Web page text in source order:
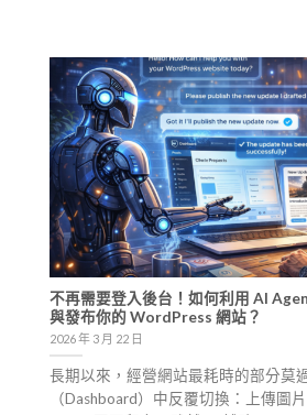
不再需要登入後台！如何利用 AI
與發布你的 WordPress 網站？
2026 年 3 月 22 日
長期以來，經營網站最耗時的部分莫
（Dashboard）中反覆切換：上傳圖